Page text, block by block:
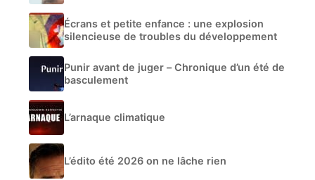
Écrans et petite enfance : une explosion
silencieuse de troubles du développement
Punir avant de juger – Chronique d’un été de
basculement
L’arnaque climatique
L’édito été 2026 on ne lâche rien